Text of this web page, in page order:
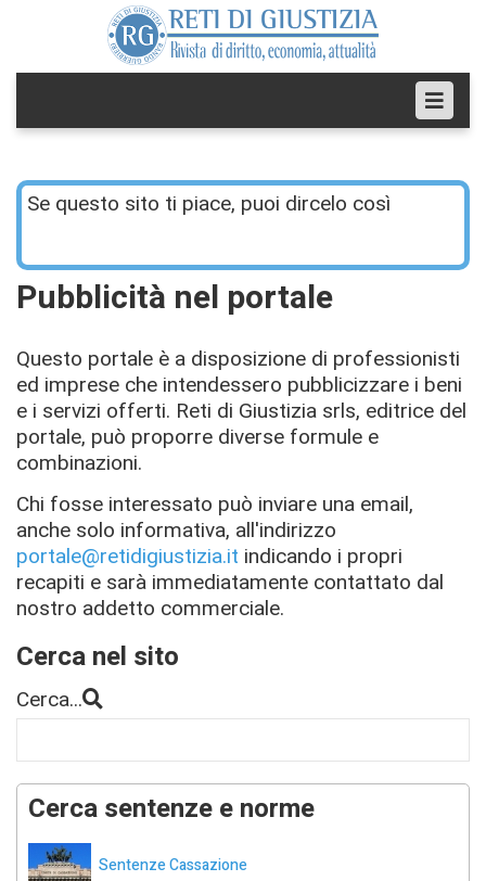
Se questo sito ti piace, puoi dircelo così
Pubblicità nel portale
Questo portale è a disposizione di professionisti
ed imprese che intendessero pubblicizzare i beni
e i servizi offerti. Reti di Giustizia srls, editrice del
portale, può proporre diverse formule e
combinazioni.
Chi fosse interessato può inviare una email,
anche solo informativa, all'indirizzo
portale@retidigiustizia.it indicando i propri
recapiti e sarà immediatamente contattato dal
nostro addetto commerciale.
Cerca nel sito
Cerca...
Cerca sentenze e norme
Sentenze Cassazione